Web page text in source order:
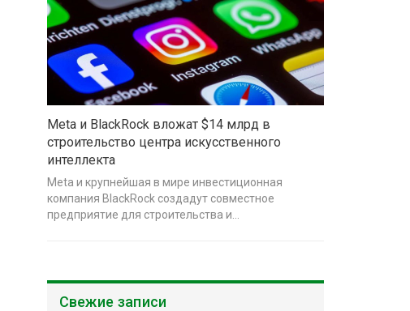
Meta и BlackRock вложат $14 млрд в
строительство центра искусственного
интеллекта
Meta и крупнейшая в мире инвестиционная
компания BlackRock создадут совместное
предприятие для строительства и…
Свежие записи